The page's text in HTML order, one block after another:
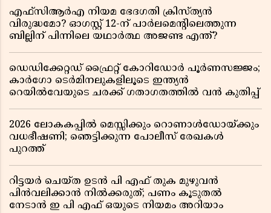
എഫ്സിആർഎ നിയമ ഭേദഗതി ക്രിസ്ത്യൻ
വിരുദ്ധമോ? ഓഗസ്റ്റ് 12-ന് പാർലമെന്റിലെത്തുന്ന
ബില്ലിന് പിന്നിലെ യഥാർത്ഥ അജണ്ട എന്ത്?
ഡെഡിക്കേറ്റഡ് ഫ്രൈറ്റ് കോറിഡോർ പൂർണസജ്ജം;
കാർഗോ ടെർമിനലുകളിലൂടെ ഇന്ത്യൻ
റെയിൽവേയുടെ ചരക്ക് ഗതാഗതത്തിൽ വൻ കുതിപ്പ്
2026 ലോകകപ്പിൽ മെസ്സിക്കും റൊണാൾഡോയ്ക്കും
വധഭീഷണി; ഞെട്ടിക്കുന്ന പോലീസ് രേഖകൾ
പുറത്ത്
റിട്ടയർ ചെയ്ത ഉടൻ പി എഫ് തുക മുഴുവൻ
പിൻവലിക്കാൻ നിൽക്കരുത്; പണം കൂടുതൽ
നേടാൻ ഇ പി എഫ് ഒയുടെ നിയമം അറിയാം